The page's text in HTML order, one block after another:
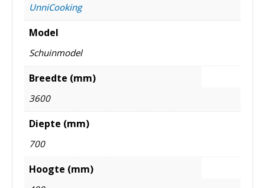
UnniCooking
Model
Schuinmodel
Breedte (mm)
3600
Diepte (mm)
700
Hoogte (mm)